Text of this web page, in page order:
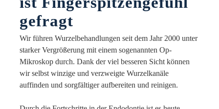
gefragt
Wir führen Wurzelbehandlungen seit dem Jahr 2000 unter
starker Vergrößerung mit einem sogenannten Op-
Mikroskop durch. Dank der viel besseren Sicht können
wir selbst winzige und verzweigte Wurzelkanäle
auffinden und sorgfältiger aufbereiten und reinigen.